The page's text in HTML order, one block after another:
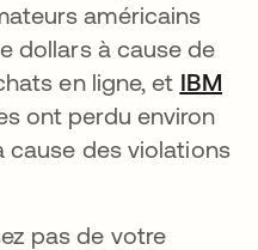
américains
dollars à cause de
en ligne, et IBM
nouvel onglet
ont perdu environ
cause des violations
pas de votre